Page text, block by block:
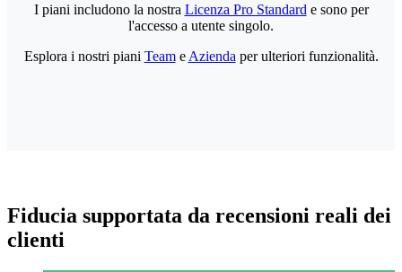
I piani includono la nostra Licenza Pro Standard e sono per
l'accesso a utente singolo.
Esplora i nostri piani Teame Azienda per ulteriori funzionalità.
Fiducia supportata da recensioni reali dei
clienti